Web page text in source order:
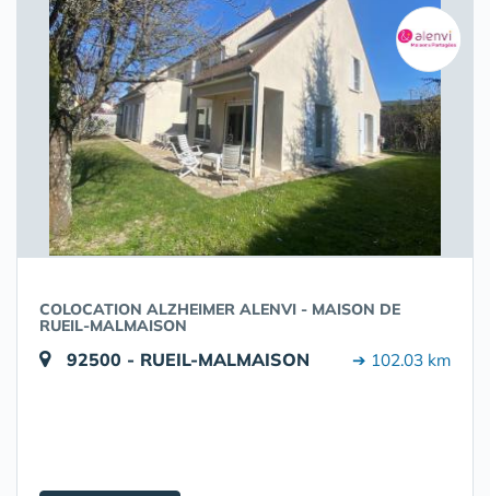
COLOCATION ALZHEIMER ALENVI - MAISON DE
RUEIL-MALMAISON
92500 - RUEIL-MALMAISON ➔ 102.03 km